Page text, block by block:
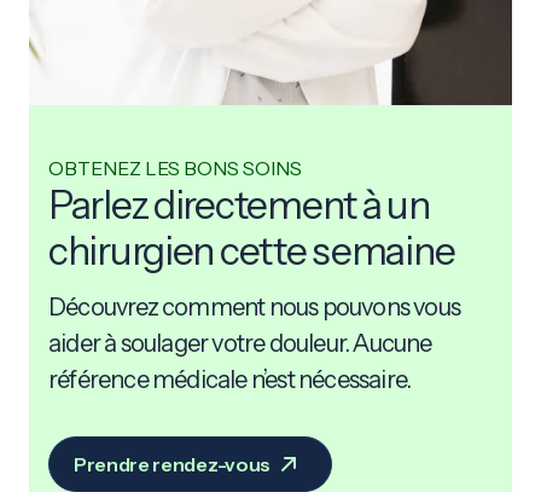
OBTENEZ LES BONS SOINS
Parlez directement à un
chirurgien cette semaine
Découvrez comment nous pouvons vous
aider à soulager votre douleur. Aucune
référence médicale n’est nécessaire.
Prendre rendez-vous